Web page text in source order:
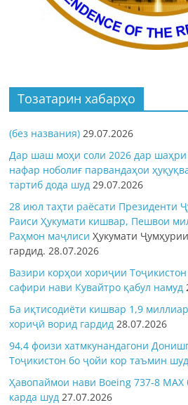
Тозатарин хабарҳо
(без названия) 29.07.2026
Дар шаш моҳи соли 2026 дар шаҳри
нафар ноболиғ парвандаҳои
тартиб дода шуд 29.07.2026
28 июл таҳти раёсати Президенти
Раиси Ҳукумати кишвар, Пешвои
Раҳмон маҷлисиҲукумати
гардид.28.07.2026
Вазири корҳои хориҷии
сафири нави Кувайтро қабул намуд
Ба иқтисодиёти кишвар 1,9
хориҷӣ ворид гардид 28.07.2026
94,4 фоизи хатмкунандагони
Тоҷикистон бо ҷойи кор таъмин
Ҳавопаймои нави Boeing 737-8 MAX
карда шуд 27.07.2026